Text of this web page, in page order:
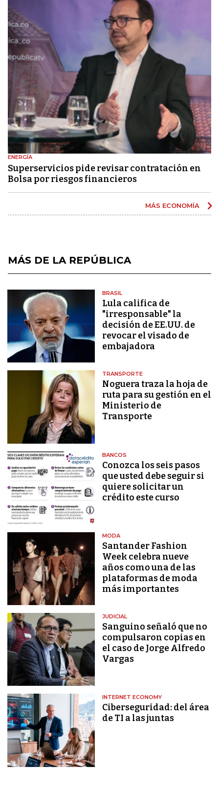
ENERGÍA
Superservicios pide revisar contratación en
Bolsa por riesgos financieros
MÁS ECONOMÍA
MÁS DE LA REPÚBLICA
BRASIL
Lula califica de
"irresponsable" la
decisión de EE.UU. de
revocar el visado de
embajadora
TRANSPORTE
Noguera traza la hoja de
ruta para su gestión en el
Ministerio de
Transporte
BANCOS
Conozca los seis pasos
que usted debe seguir si
quiere solicitar un
crédito este curso
MODA
Santander Fashion
Week celebra nueve
años como una de las
plataformas de moda
más importantes
JUDICIAL
Sanguino señaló que no
compulsaron copias en
el caso de Jorge Alfredo
Vargas
INTERNET ECONOMY
Ciberseguridad: del área
de TI a las juntas